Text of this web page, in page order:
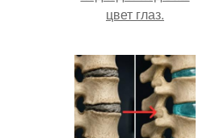
цвет глаз.